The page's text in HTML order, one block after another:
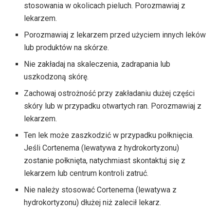
stosowania w okolicach pieluch. Porozmawiaj z
lekarzem.
Porozmawiaj z lekarzem przed użyciem innych leków
lub produktów na skórze.
Nie zakładaj na skaleczenia, zadrapania lub
uszkodzoną skórę.
Zachowaj ostrożność przy zakładaniu dużej części
skóry lub w przypadku otwartych ran. Porozmawiaj z
lekarzem.
Ten lek może zaszkodzić w przypadku połknięcia.
Jeśli Cortenema (lewatywa z hydrokortyzonu)
zostanie połknięta, natychmiast skontaktuj się z
lekarzem lub centrum kontroli zatruć.
Nie należy stosować Cortenema (lewatywa z
hydrokortyzonu) dłużej niż zalecił lekarz.